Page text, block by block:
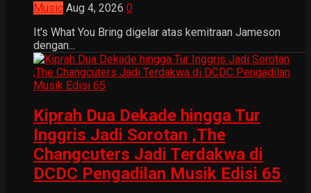
Music Aug 4, 2026 0
It's What You Bring digelar atas kemitraan Jameson
dengan...
Kiprah Dua Dekade hingga Tur
Inggris Jadi Sorotan ,The
Changcuters Jadi Terdakwa di
DCDC Pengadilan Musik Edisi 65